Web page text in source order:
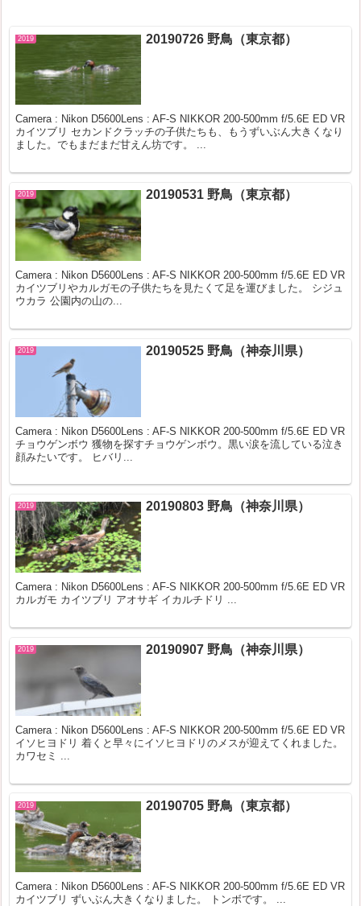
2019 20190726 野鳥（東京都）
Camera : Nikon D5600Lens : AF-S NIKKOR 200-500mm f/5.6E ED VR
カイツブリ セカンドクラッチの子供たちも、もうずいぶん大きくなり
ました。でもまだまだ甘えん坊です。 ...
2019 20190531 野鳥（東京都）
Camera : Nikon D5600Lens : AF-S NIKKOR 200-500mm f/5.6E ED VR
カイツブリやカルガモの子供たちを見たくて足を運びました。 シジュ
ウカラ 公園内の山の...
2019 20190525 野鳥（神奈川県）
Camera : Nikon D5600Lens : AF-S NIKKOR 200-500mm f/5.6E ED VR
チョウゲンボウ 獲物を探すチョウゲンボウ。黒い涙を流している泣き
顔みたいです。 ヒバリ...
2019 20190803 野鳥（神奈川県）
Camera : Nikon D5600Lens : AF-S NIKKOR 200-500mm f/5.6E ED VR
カルガモ カイツブリ アオサギ イカルチドリ ...
2019 20190907 野鳥（神奈川県）
Camera : Nikon D5600Lens : AF-S NIKKOR 200-500mm f/5.6E ED VR
イソヒヨドリ 着くと早々にイソヒヨドリのメスが迎えてくれました。
カワセミ ...
2019 20190705 野鳥（東京都）
Camera : Nikon D5600Lens : AF-S NIKKOR 200-500mm f/5.6E ED VR
カイツブリ ずいぶん大きくなりました。 トンボです。 ...